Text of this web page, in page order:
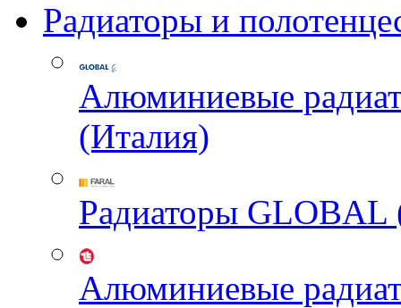
Радиаторы и
Алюминиевые
(Италия)
Радиаторы GLOBAL
Алюминиевые